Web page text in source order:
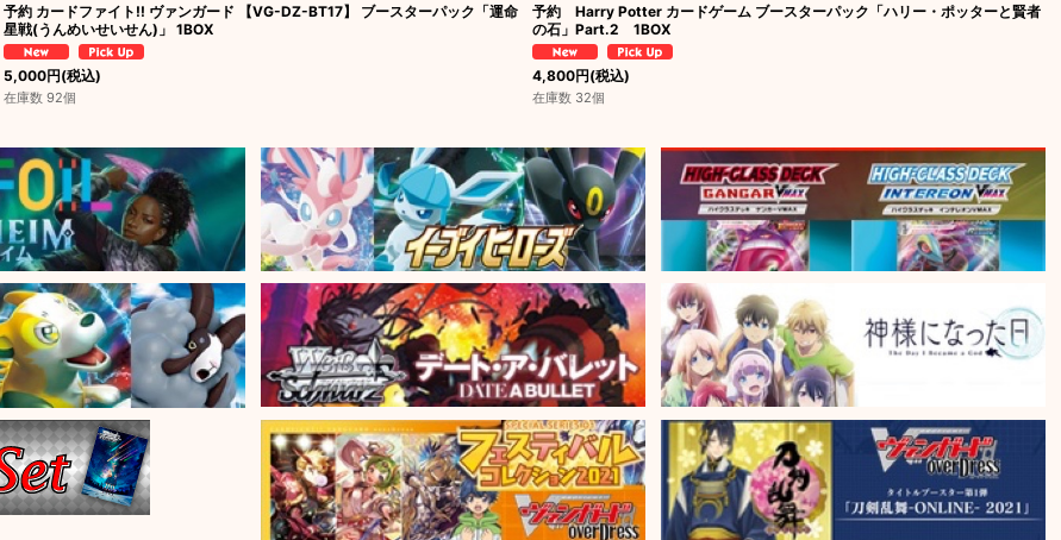
予約 カードファイト!! ヴァンガード 【VG-DZ-BT17】 ブースターパック「運命
星戦(うんめいせいせん)」 1BOX
5,000円(税込)
在庫数 92個
予約 Harry Potter カードゲーム ブースターパック「ハリー・ポッターと賢者
の石」Part.2 1BOX
4,800円(税込)
在庫数 32個